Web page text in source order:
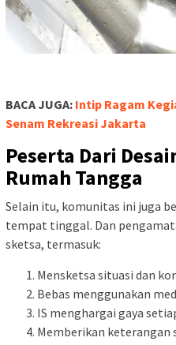
BACA JUGA: Intip Ragam
Senam Rekreasi Jakarta
Peserta Dari
Rumah Tangga
Selain itu, komunitas ini juga
tempat tinggal. Dan
sketsa, termasuk:
Mensketsa situasi dan
Bebas menggunakan
IS menghargai gaya
Memberikan